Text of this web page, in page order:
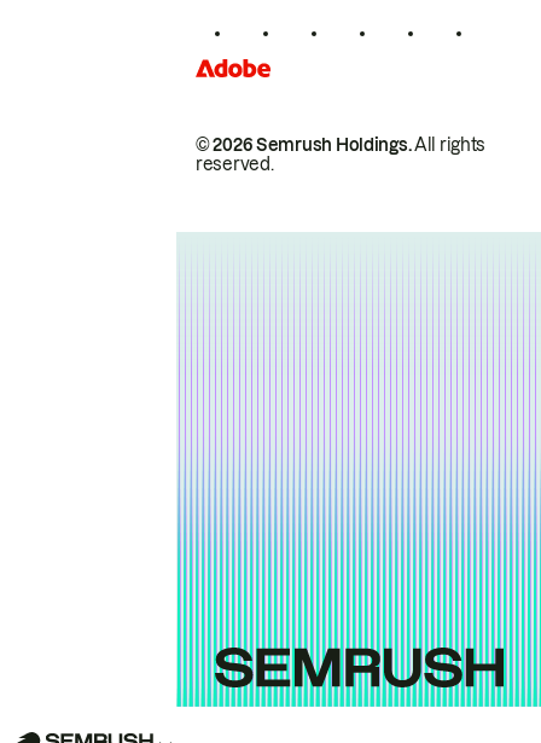
© 2026 Semrush Holdings.All rights
reserved.